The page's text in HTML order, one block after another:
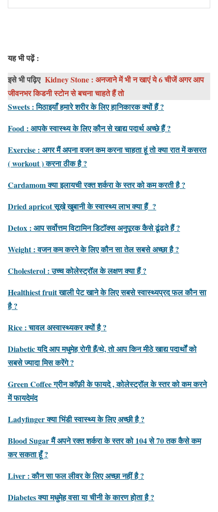
यह भी पढ़ें :
इसे भी पढ़िए Kidney Stone : अनजाने में भी न खाएं ये 6 चीजें अगर आप
जीवनभर किडनी स्टोन से बचना चाहते हैं तो
Sweets : मिठाइयाँ हमारे शरीर के लिए हानिकारक क्यों हैं ?
Food : आपके स्वास्थ्य के लिए कौन से खाद्य पदार्थ अच्छे हैं ?
Exercise : अगर मैं अपना वजन कम करना चाहता हूं तो क्या रात में कसरत
( workout ) करना ठीक है ?
Cardamom क्या इलायची रक्त शर्करा के स्तर को कम करती है ?
Dried apricot सूखे खुबानी के स्वास्थ्य लाभ क्या हैं ?
Detox : आप सर्वोत्तम विटामिन डिटॉक्स अनुपूरक कैसे ढूंढते हैं ?
Weight : वजन कम करने के लिए कौन सा तेल सबसे अच्छा है ?
Cholesterol : उच्च कोलेस्ट्रॉल के लक्षण क्या हैं ?
Healthiest fruit खाली पेट खाने के लिए सबसे स्वास्थ्यप्रद फल कौन सा
है ?
Rice : चावल अस्वास्थ्यकर क्यों है ?
Diabetic यदि आप मधुमेह रोगी हैं/थे, तो आप किन मीठे खाद्य पदार्थों को
सबसे ज्यादा मिस करेंगे ?
Green Coffee ग्रीन कॉफ़ी के फायदे , कोलेस्ट्रॉल के स्तर को कम करने
में फायदेमंद
Ladyfinger क्या भिंडी स्वास्थ्य के लिए अच्छी है ?
Blood Sugar मैं अपने रक्त शर्करा के स्तर को 104 से 70 तक कैसे कम
कर सकता हूँ ?
Liver : कौन सा फल लीवर के लिए अच्छा नहीं है ?
Diabetes क्या मधुमेह वसा या चीनी के कारण होता है ?